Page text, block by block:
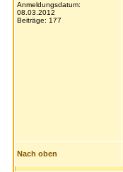
Anmeldungsdatum:
08.03.2012
Beiträge: 177
Nach oben